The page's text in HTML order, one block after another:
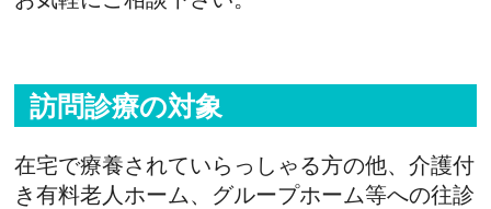
訪問診療の対象
在宅で療養されていらっしゃる方の他、介護付
き有料老人ホーム、グループホーム等への往診